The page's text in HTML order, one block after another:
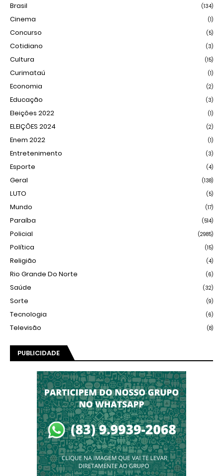
Brasil (134)
Cinema (1)
Concurso (5)
Cotidiano (3)
Cultura (15)
Curimataú (1)
Economia (2)
Educação (3)
Eleições 2022 (1)
ELEIÇÕES 2024 (2)
Enem 2022 (1)
Entretenimento (3)
Esporte (4)
Geral (138)
LUTO (5)
Mundo (17)
Paraíba (514)
Policial (2985)
Política (15)
Religião (4)
Rio Grande Do Norte (6)
Saúde (32)
Sorte (9)
Tecnologia (6)
Televisão (8)
PUBLICIDADE